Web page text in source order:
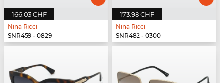
166.03 CHF
Nina Ricci
SNR459 - 0829
173.98 CHF
Nina Ricci
SNR482 - 0300